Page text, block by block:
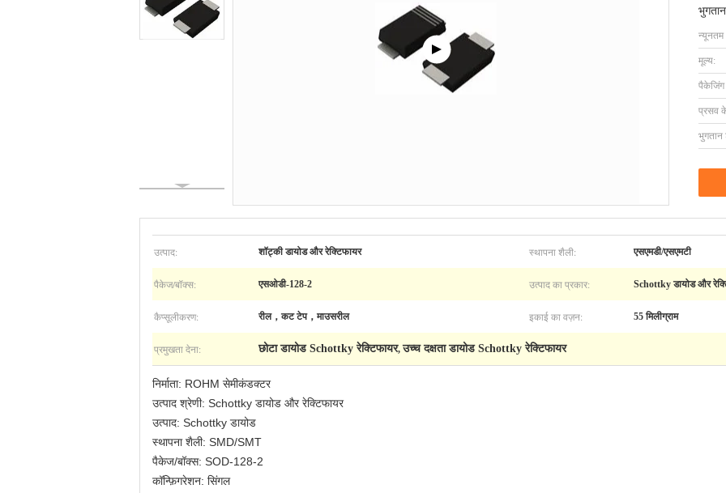
न्यूनतम
मूल्य:
पैकेजिंग
प्रसव
भुगतान
उत्पाद: शॉट्की डायोड और रेक्टिफायर स्थापना शैली: एसएमडी/एसएमटी
पैकेज/बॉक्स: एसओडी-128-2 उत्पाद का प्रकार: Schottky डायोड और
कैप्सूलीकरण: रील，कट टेप，माउसरील इकाई का वज़न: 55 मिलीग्राम
प्रमुखता देना: छोटा डायोड Schottky रेक्टिफायर,उच्च दक्षता डायोड Schottky रेक्टिफायर
निर्माता: ROHM सेमीकंडक्टर
उत्पाद श्रेणी: Schottky डायोड और रेक्टिफायर
उत्पाद: Schottky डायोड
स्थापना शैली: SMD/SMT
पैकेज/बॉक्स: SOD-128-2
कॉन्फ़िगरेशन: सिंगल